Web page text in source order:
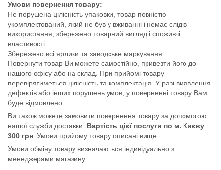
Умови повернення товару:
Не порушена цілісність упаковки, товар повністю
укомплектований, який не був у вживанні і немає слідів
використання, збережено товарний вигляд і споживчі
властивості.
Збережено всі ярлики та заводське маркування.
Повернути товар Ви можете самостійно, привезти його до
нашого офісу або на склад. При прийомі товару
перевірятиметься цілісність та комплектація. У разі виявлення
дефектів або інших порушень умов, у поверненні товару Вам
буде відмовлено.
Ви також можете замовити повернення товару за допомогою
нашої служби доставки. Вартість цієї послуги по м. Києву
300 грн . Умови прийому товару описані вище.
Умови обміну товару визначаються індивідуально з
менеджерами магазину.